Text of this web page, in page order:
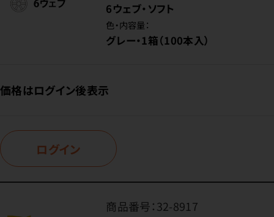
6ウェブ・ソフト
色・内容量：
グレー・1箱（100本入）
価格はログイン後表示
ログイン
商品番号：32-8917